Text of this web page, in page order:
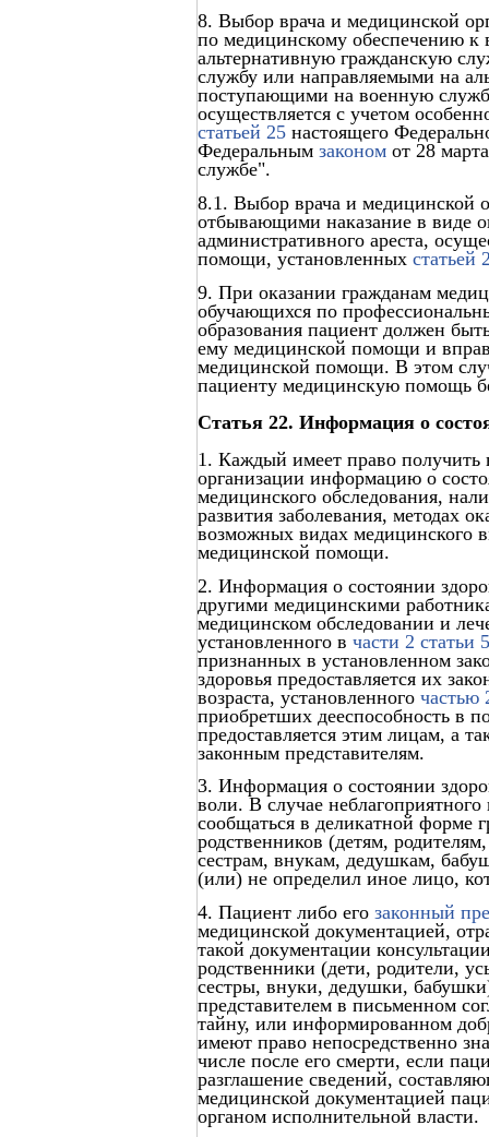
8. Выбор врача и медицинской
по медицинскому обеспечению
альтернативную гражданскую
службу или направляемыми на
поступающими на военную
осуществляется с учетом
статьей 25 настоящего
Федеральным законом от 28
службе".
8.1. Выбор врача и медицинской
отбывающими наказание в виде
административного ареста,
помощи, установленных статьей
9. При оказании гражданам
обучающихся по
образования пациент должен
ему медицинской помощи и
медицинской помощи. В этом
пациенту медицинскую помощь
Статья 22. Информация о
1. Каждый имеет право
организации информацию о
медицинского обследования,
развития заболевания, методах
возможных видах медицинского
медицинской помощи.
2. Информация о состоянии
другими медицинскими
медицинском обследовании и
установленного в части 2 статьи
признанных в установленном
здоровья предоставляется их
возраста, установленного частью
приобретших дееспособность в
предоставляется этим лицам, а
законным представителям.
3. Информация о состоянии
воли. В случае
сообщаться в деликатной форме
родственников (детям,
сестрам, внукам, дедушкам,
(или) не определил иное лицо,
4. Пациент либо его законный
медицинской документацией,
такой документации
родственники (дети, родители,
сестры, внуки, дедушки,
представителем в письменном
тайну, или информированном
имеют право непосредственно
числе после его смерти, если
разглашение сведений,
медицинской документацией
органом исполнительной власти.